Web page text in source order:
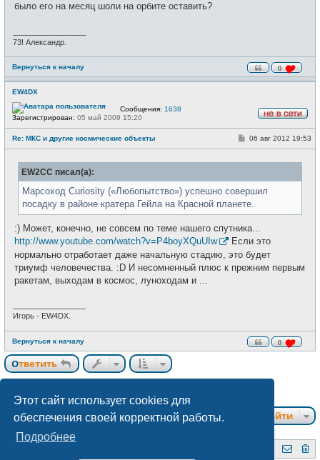
Этот сайт использует cookies для
обеспечения своей корректной работы.
Подробнее
0
было его на месяц шоли на орбите оставить?
73! Александр.
Вернуться к началу
EW4DX
в
с
Сообщения: 1638
Зарегистрирован: 05 май 2009 15:20
Re: МКС и другие космические объекты
0
С
б
е
н
е
06 авг 2012 19:53
EW2CC писал(а):
Марсоход Curiosity («Любопытство») успешно совершил
посадку в районе кратера Гейла на Красной планете.
:) Может, конечно, не совсем по теме нашего спутника...
http://www.youtube.com/watch?v=P4boyXQuUIw
Если это
нормально отработает даже начальную стадию, это будет
триумф человечества. :D И несомненный плюс к прежним первым
ракетам, выходам в космос, луноходам и ...
Игорь - EW4DX.
Вернуться к началу
Ответить
Перейти